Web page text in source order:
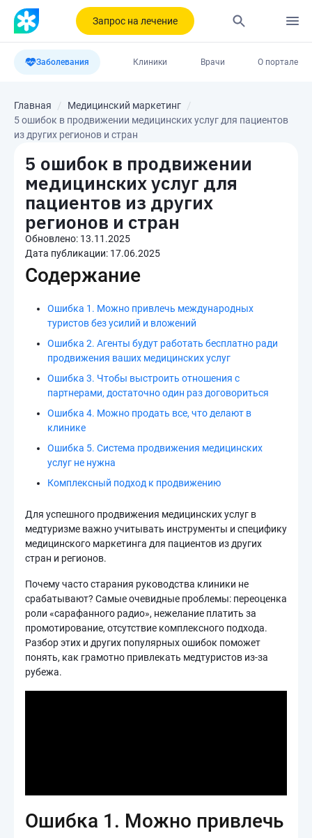
Запрос на лечение
Заболевания Клиники Врачи О портале
Главная
Медицинский маркетинг
5 ошибок в продвижении медицинских услуг для пациентов
из других регионов и стран
5 ошибок в продвижении
медицинских услуг для
пациентов из других
регионов и стран
Обновлено: 13.11.2025
Дата публикации: 17.06.2025
Содержание
Ошибка 1. Можно привлечь международных
туристов без усилий и вложений
Ошибка 2. Агенты будут работать бесплатно ради
продвижения ваших медицинских услуг
Ошибка 3. Чтобы выстроить отношения с
партнерами, достаточно один раз договориться
Ошибка 4. Можно продать все, что делают в
клинике
Ошибка 5. Система продвижения медицинских
услуг не нужна
Комплексный подход к продвижению
Для успешного продвижения медицинских услуг в
медтуризме важно учитывать инструменты и специфику
медицинского маркетинга для пациентов из других
стран и регионов.
Почему часто старания руководства клиники не
срабатывают? Самые очевидные проблемы: переоценка
роли «сарафанного радио», нежелание платить за
промотирование, отсутствие комплексного подхода.
Разбор этих и других популярных ошибок поможет
понять, как грамотно привлекать медтуристов из-за
рубежа.
Ошибка 1. Можно привлечь